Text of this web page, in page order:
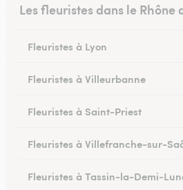
Les fleuristes dans le
Fleuristes à Lyon
Fleuristes à Villeurbanne
Fleuristes à Saint-Priest
Fleuristes à Villefranche-sur-
Fleuristes à Tassin-la-Demi-